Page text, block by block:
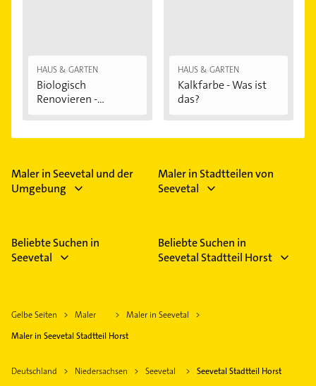
HAUS & GARTEN
Biologisch
Renovieren -
HAUS & GARTEN
Kalkfarbe - Was ist
das?
Maler in Seevetal und der
Umgebung
Maler in Stadtteilen von
Seevetal
Beliebte Suchen in
Seevetal
Beliebte Suchen in
Seevetal Stadtteil Horst
Gelbe Seiten Maler
Maler in Seevetal
Maler in Seevetal Stadtteil Horst
Deutschland Niedersachsen Seevetal Seevetal Stadtteil Horst